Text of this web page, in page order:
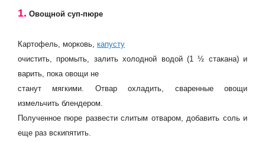
1. Овощной суп-пюре
Картофель, морковь, капусту
очистить, промыть, залить холодной водой (1 ½ стакана) и
варить, пока овощи не
станут мягкими. Отвар охладить, сваренные овощи
измельчить блендером.
Полученное пюре развести слитым отваром, добавить соль и
еще раз вскипятить.